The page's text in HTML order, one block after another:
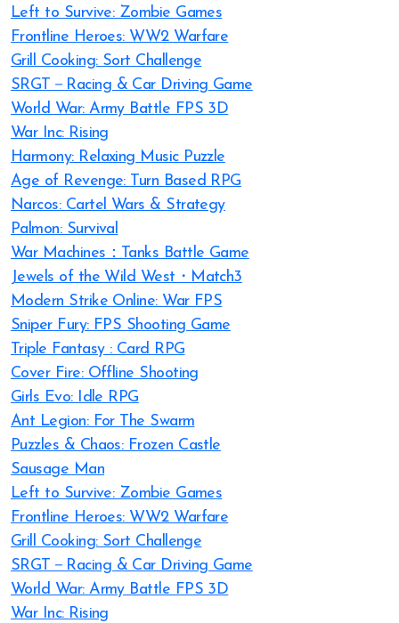
Left to Survive: Zombie Games
Frontline Heroes: WW2 Warfare
Grill Cooking: Sort Challenge
SRGT－Racing & Car Driving Game
World War: Army Battle FPS 3D
War Inc: Rising
Harmony: Relaxing Music Puzzle
Age of Revenge: Turn Based RPG
Narcos: Cartel Wars & Strategy
Palmon: Survival
War Machines：Tanks Battle Game
Jewels of the Wild West・Match3
Modern Strike Online: War FPS
Sniper Fury: FPS Shooting Game
Triple Fantasy : Card RPG
Cover Fire: Offline Shooting
Girls Evo: Idle RPG
Ant Legion: For The Swarm
Puzzles & Chaos: Frozen Castle
Sausage Man
Left to Survive: Zombie Games
Frontline Heroes: WW2 Warfare
Grill Cooking: Sort Challenge
SRGT－Racing & Car Driving Game
World War: Army Battle FPS 3D
War Inc: Rising